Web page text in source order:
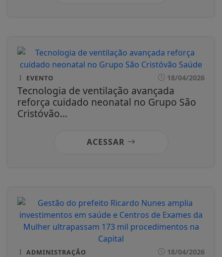
EVENTO 18/04/2026
Tecnologia de ventilação avançada
reforça cuidado neonatal no Grupo São
Cristóvão...
ACESSAR
ADMINISTRAÇÃO 18/04/2026